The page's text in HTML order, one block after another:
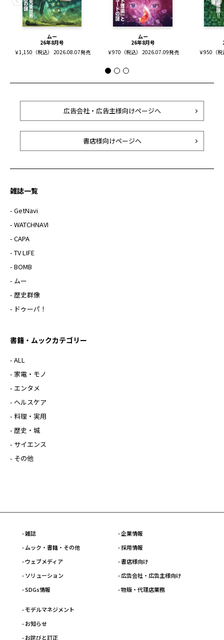
ムー
26年8月号
￥1,150（税込） 2026.08.07発売
ムー
26年8月号
￥970（税込） 2026.07.09発売
￥950（
広告会社・広告主様向けページへ
書店様向けページへ
雑誌一覧
- GetNavi
- WATCHNAVI
- CAPA
- TV LIFE
- BOMB
- ムー
- 歴史群像
- ドゥーパ！
書籍・ムックカテゴリー
- ALL
- 家電・モノ
- エンタメ
- ヘルスケア
- 料理・実用
- 歴史・城
- サイエンス
- その他
- 雑誌
- ムック・書籍・その他
- ウェブメディア
- ソリューション
- SDGs情報
- 企業情報
- 採用情報
- 書店様向け
- 広告会社・広告主様向け
- 物販・代理店業務
- モデルマネジメント
- お知らせ
- お詫びと訂正